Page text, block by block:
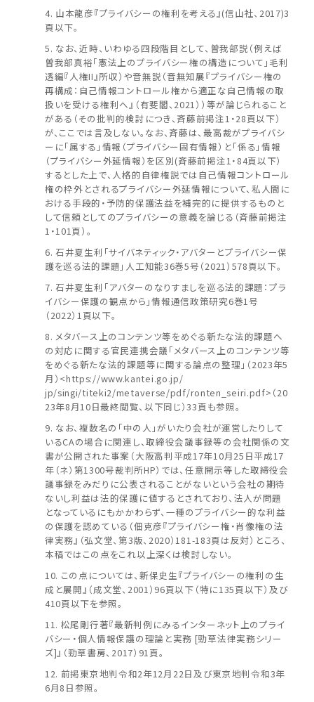
山本龍彦『プライバシーの権利を考える』(信山社、2017)3
頁以下。
なお、近時、いわゆる四段階目として、曽我部説（例えば
曽我部真裕「憲法上のプライバシー権の構造について」毛利
透編『人権II』所収）や音無説（音無知展『プライバシー権の
再構成：自己情報コントロール権から適正な自己情報の取
扱いを受ける権利へ』（有斐閣、2021））等が論じられること
がある（その批判的検討につき、斉藤前掲注1・28頁以下）
が、ここでは言及しない。なお、斉藤は、最高裁がプライバシ
ーに「属する」情報（プライバシー固有情報）と「係る」情報
（プライバシー外延情報）を区別(斉藤前掲注1・84頁以下）
するとした上で、人格的自律権説では自己情報コントロール
権の枠外とされるプライバシー外延情報について、私人間に
おける手段的・予防的保護法益を補完的に提供するものと
して信頼としてのプライバシーの意義を論じる（斉藤前掲注
1・101頁）。
石井夏生利「サイバネティック・アバターとプライバシー保
護を巡る法的課題」人工知能36巻5号（2021）578頁以下。
石井夏生利「アバターのなりすましを巡る法的課題：プラ
イバシー保護の観点から」情報通信政策研究6巻1号
（2022）1頁以下。
メタバース上のコンテンツ等をめぐる新たな法的課題へ
の対応に関する官民連携会議「メタバース上のコンテンツ等
をめぐる新たな法的課題等に関する論点の整理」（2023年5
月）<https://www.kantei.go.jp/
jp/singi/titeki2/metaverse/pdf/ronten_seiri.pdf>（20
23年8月10日最終閲覧、以下同じ）33頁も参照。
なお、複数名の「中の人」がいたり会社が運営したりして
いるCAの場合に関連し、取締役会議事録等の会社関係の文
書が公開された事案（大阪高判平成17年10月25日平成17
年（ネ）第1300号裁判所HP）では、任意開示等した取締役会
議事録をみだりに公表されることがないという会社の期待
ないし利益は法的保護に値するとされており、法人が問題
となっているにもかかわらず、一種のプライバシー的な利益
の保護を認めている（佃克彦『プライバシー権・肖像権の法
律実務』（弘文堂、第3版、2020）181-183頁は反対）ところ、
本稿ではこの点をこれ以上深くは検討しない。
この点については、新保史生『プライバシーの権利の生
成と展開』（成文堂、2001）96頁以下（特に135頁以下）及び
410頁以下を参照。
松尾剛行著『最新判例にみるインターネット上のプライ
バシー・個人情報保護の理論と実務 [勁草法律実務シリー
ズ]』（勁草書房、2017）91頁。
前掲東京地判令和2年12月22日及び東京地判令和3年
6月8日参照。